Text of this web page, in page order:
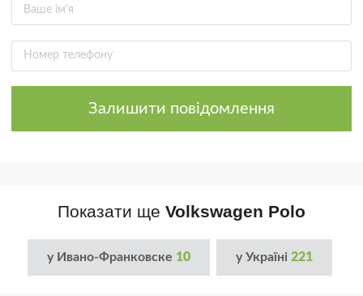
Залишити повідомлення
Показати ще Volkswagen Polo
у Ивано-Франковске 10 у Україні 221